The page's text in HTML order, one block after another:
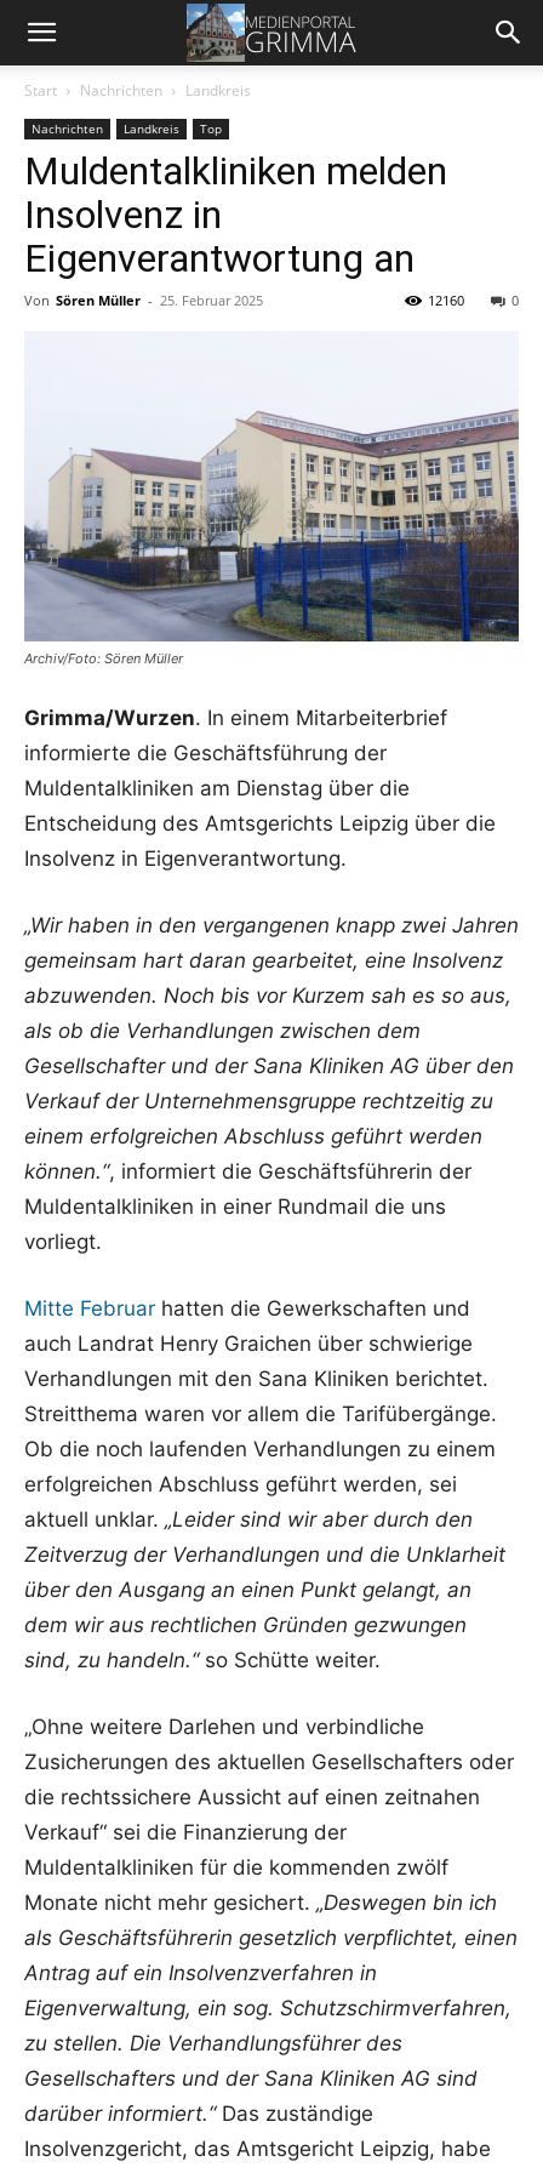
Start Nachrichten Landkreis
Nachrichten Landkreis Top
Muldentalkliniken melden
Insolvenz in
Eigenverantwortung an
Von Sören Müller - 25. Februar 2025 0
12160
Archiv/Foto: Sören Müller
Grimma/Wurzen. In einem Mitarbeiterbrief
informierte die Geschäftsführung der
Muldentalkliniken am Dienstag über die
Entscheidung des Amtsgerichts Leipzig über die
Insolvenz in Eigenverantwortung.
„Wir haben in den vergangenen knapp zwei Jahren
gemeinsam hart daran gearbeitet, eine Insolvenz
abzuwenden. Noch bis vor Kurzem sah es so aus,
als ob die Verhandlungen zwischen dem
Gesellschafter und der Sana Kliniken AG über den
Verkauf der Unternehmensgruppe rechtzeitig zu
einem erfolgreichen Abschluss geführt werden
können.“, informiert die Geschäftsführerin der
Muldentalkliniken in einer Rundmail die uns
vorliegt.
Mitte Februar hatten die Gewerkschaften und
auch Landrat Henry Graichen über schwierige
Verhandlungen mit den Sana Kliniken berichtet.
Streitthema waren vor allem die Tarifübergänge.
Ob die noch laufenden Verhandlungen zu einem
erfolgreichen Abschluss geführt werden, sei
aktuell unklar. „Leider sind wir aber durch den
Zeitverzug der Verhandlungen und die Unklarheit
über den Ausgang an einen Punkt gelangt, an
dem wir aus rechtlichen Gründen gezwungen
sind, zu handeln.“ so Schütte weiter.
„Ohne weitere Darlehen und verbindliche
Zusicherungen des aktuellen Gesellschafters oder
die rechtssichere Aussicht auf einen zeitnahen
Verkauf“ sei die Finanzierung der
Muldentalkliniken für die kommenden zwölf
Monate nicht mehr gesichert. „Deswegen bin ich
als Geschäftsführerin gesetzlich verpflichtet, einen
Antrag auf ein Insolvenzverfahren in
Eigenverwaltung, ein sog. Schutzschirmverfahren,
zu stellen. Die Verhandlungsführer des
Gesellschafters und der Sana Kliniken AG sind
darüber informiert.“ Das zuständige
Insolvenzgericht, das Amtsgericht Leipzig, habe